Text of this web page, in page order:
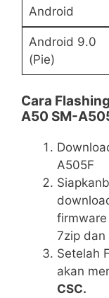
Android
Android 9.0
(Pie)
Cara
A50 SM-
A505F
7zip dan
Setelah
akan
CSC.